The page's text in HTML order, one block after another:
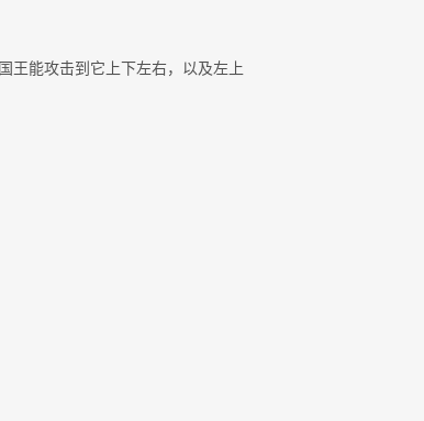
能攻击到它上下左右，以及左上